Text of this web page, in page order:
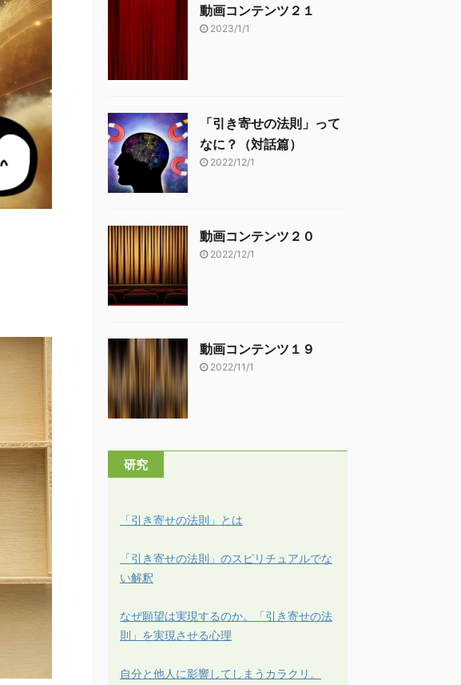
動画コンテンツ２１
2023/1/1
「引き寄せの法則」って
なに？（対話篇）
2022/12/1
動画コンテンツ２０
2022/12/1
動画コンテンツ１９
2022/11/1
研究
「引き寄せの法則」とは
「引き寄せの法則」のスピリチュアルでな
い解釈
なぜ願望は実現するのか。「引き寄せの法
則」を実現させる心理
自分と他人に影響してしまうカラクリ。